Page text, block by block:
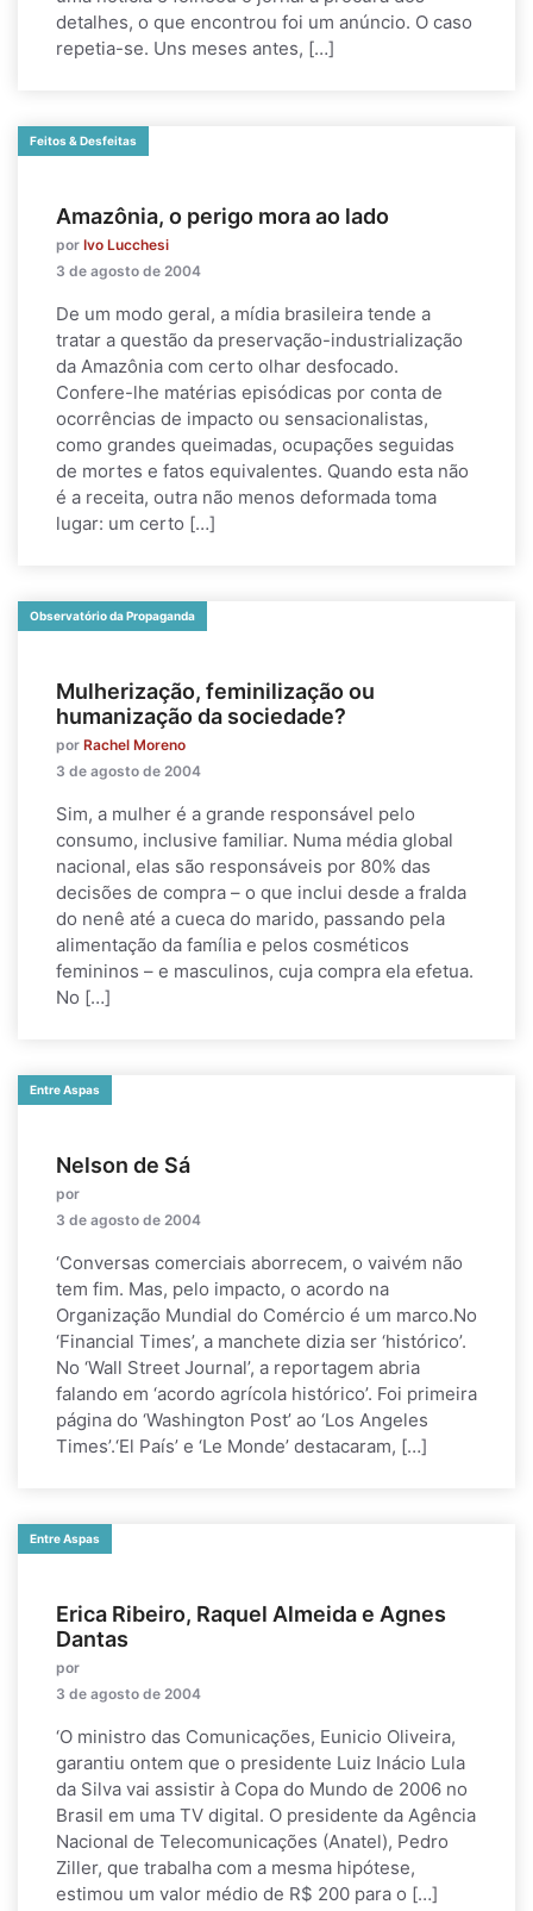
detalhes, o que encontrou foi um anúncio. O caso
repetia-se. Uns meses antes, […]
Feitos & Desfeitas
Amazônia, o perigo mora ao lado
por Ivo Lucchesi
3 de agosto de 2004
De um modo geral, a mídia brasileira tende a
tratar a questão da preservação-industrialização
da Amazônia com certo olhar desfocado.
Confere-lhe matérias episódicas por conta de
ocorrências de impacto ou sensacionalistas,
como grandes queimadas, ocupações seguidas
de mortes e fatos equivalentes. Quando esta não
é a receita, outra não menos deformada toma
lugar: um certo […]
Observatório da Propaganda
Mulherização, feminilização ou
humanização da sociedade?
por Rachel Moreno
3 de agosto de 2004
Sim, a mulher é a grande responsável pelo
consumo, inclusive familiar. Numa média global
nacional, elas são responsáveis por 80% das
decisões de compra – o que inclui desde a fralda
do nenê até a cueca do marido, passando pela
alimentação da família e pelos cosméticos
femininos – e masculinos, cuja compra ela efetua.
No […]
Entre Aspas
Nelson de Sá
por
3 de agosto de 2004
‘Conversas comerciais aborrecem, o vaivém não
tem fim. Mas, pelo impacto, o acordo na
Organização Mundial do Comércio é um marco.No
‘Financial Times’, a manchete dizia ser ‘histórico’.
No ‘Wall Street Journal’, a reportagem abria
falando em ‘acordo agrícola histórico’. Foi primeira
página do ‘Washington Post’ ao ‘Los Angeles
Times’.‘El País’ e ‘Le Monde’ destacaram, […]
Entre Aspas
Erica Ribeiro, Raquel Almeida e Agnes
Dantas
por
3 de agosto de 2004
‘O ministro das Comunicações, Eunicio Oliveira,
garantiu ontem que o presidente Luiz Inácio Lula
da Silva vai assistir à Copa do Mundo de 2006 no
Brasil em uma TV digital. O presidente da Agência
Nacional de Telecomunicações (Anatel), Pedro
Ziller, que trabalha com a mesma hipótese,
estimou um valor médio de R$ 200 para o […]